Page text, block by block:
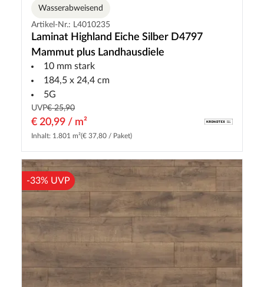
Wasserabweisend
Artikel-Nr.: L4010235
Laminat Highland Eiche Silber D4797
Mammut plus Landhausdiele
10 mm stark
184,5 x 24,4 cm
5G
UVP€ 25,90
€ 20,99 / m²
Inhalt: 1.801 m²(€ 37,80 / Paket)
-33% UVP